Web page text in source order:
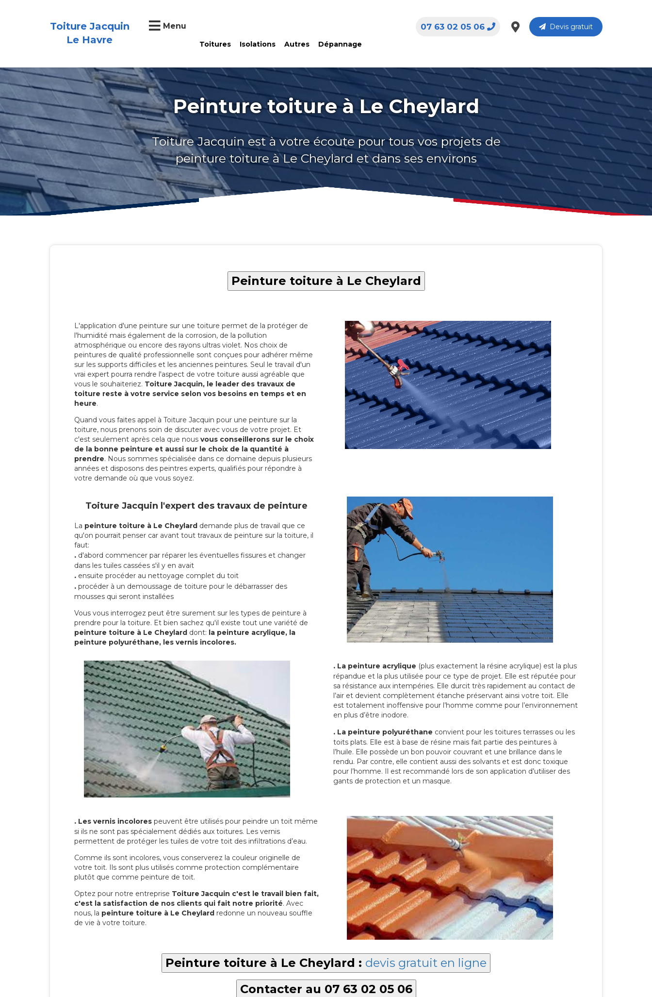
Toiture Jacquin
Le Havre
Menu
Toitures Isolations Autres Dépannage
Devis gratuit
07 63 02 05 06
Peinture toiture à Le Cheylard
Toiture Jacquin est à votre écoute pour tous vos projets de
peinture toiture à Le Cheylard et dans ses environs
Peinture toiture à Le Cheylard
L'application d'une peinture sur une toiture permet de la protéger de
l'humidité mais également de la corrosion, de la pollution
atmosphérique ou encore des rayons ultras violet. Nos choix de
peintures de qualité professionnelle sont conçues pour adhérer même
sur les supports difficiles et les anciennes peintures. Seul le travail d'un
vrai expert pourra rendre l'aspect de votre toiture aussi agréable que
vous le souhaiteriez. Toiture Jacquin, le leader des travaux de
toiture reste à votre service selon vos besoins en temps et en
heure.
Quand vous faites appel à Toiture Jacquin pour une peinture sur la
toiture, nous prenons soin de discuter avec vous de votre projet. Et
c'est seulement après cela que nous vous conseillerons sur le choix
de la bonne peinture et aussi sur le choix de la quantité à
prendre. Nous sommes spécialisée dans ce domaine depuis plusieurs
années et disposons des peintres experts, qualifiés pour répondre à
votre demande où que vous soyez.
Toiture Jacquin l'expert des travaux de peinture
La peinture toiture à Le Cheylard demande plus de travail que ce
qu'on pourrait penser car avant tout travaux de peinture sur la toiture, il
faut:
. d'abord commencer par réparer les éventuelles fissures et changer
dans les tuiles cassées s'il y en avait
. ensuite procéder au nettoyage complet du toit
. procéder à un demoussage de toiture pour le débarrasser des
mousses qui seront installées
Vous vous interrogez peut être surement sur les types de peinture à
prendre pour la toiture. Et bien sachez qu'il existe tout une variété de
peinture toiture à Le Cheylard dont: la peinture acrylique, la
peinture polyuréthane, les vernis incolores.
. La peinture acrylique (plus exactement la résine acrylique) est la plus
répandue et la plus utilisée pour ce type de projet. Elle est réputée pour
sa résistance aux intempéries. Elle durcit très rapidement au contact de
l’air et devient complètement étanche préservant ainsi votre toit. Elle
est totalement inoffensive pour l’homme comme pour l’environnement
en plus d’être inodore.
. La peinture polyuréthane convient pour les toitures terrasses ou les
toits plats. Elle est à base de résine mais fait partie des peintures à
l’huile. Elle possède un bon pouvoir couvrant et une brillance dans le
rendu. Par contre, elle contient aussi des solvants et est donc toxique
pour l’homme. Il est recommandé lors de son application d’utiliser des
gants de protection et un masque.
. Les vernis incolores peuvent être utilisés pour peindre un toit même
si ils ne sont pas spécialement dédiés aux toitures. Les vernis
permettent de protéger les tuiles de votre toit des infiltrations d’eau.
Comme ils sont incolores, vous conserverez la couleur originelle de
votre toit. Ils sont plus utilisés comme protection complémentaire
plutôt que comme peinture de toit.
Optez pour notre entreprise Toiture Jacquin c'est le travail bien fait,
c'est la satisfaction de nos clients qui fait notre priorité. Avec
nous, la peinture toiture à Le Cheylard redonne un nouveau souffle
de vie à votre toiture.
Peinture toiture à Le Cheylard : devis gratuit en ligne
Contacter au 07 63 02 05 06